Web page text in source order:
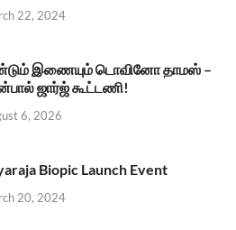
22, 2024
இணையும் டொவினோ தாமஸ் –
ஜார்ஜ் கூட்டணி!
6, 2026
Biopic Launch Event
20, 2024